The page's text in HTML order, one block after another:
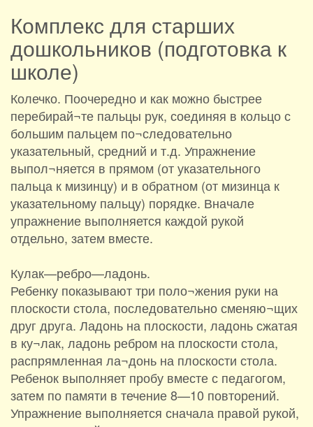
Комплекс для старших
дошкольников (подготовка к
школе)
Колечко. Поочередно и как можно быстрее
перебирай¬те пальцы рук, соединяя в кольцо с
большим пальцем по¬следовательно
указательный, средний и т.д. Упражнение
выпол¬няется в прямом (от указательного
пальца к мизинцу) и в обратном (от мизинца к
указательному пальцу) порядке. Вначале
упражнение выполняется каждой рукой
отдельно, затем вместе.
Кулак—ребро—ладонь.
Ребенку показывают три поло¬жения руки на
плоскости стола, последовательно сменяю¬щих
друг друга. Ладонь на плоскости, ладонь сжатая
в ку¬лак, ладонь ребром на плоскости стола,
распрямленная ла¬донь на плоскости стола.
Ребенок выполняет пробу вместе с педагогом,
затем по памяти в течение 8—10 повторений.
Упражнение выполняется сначала правой рукой,